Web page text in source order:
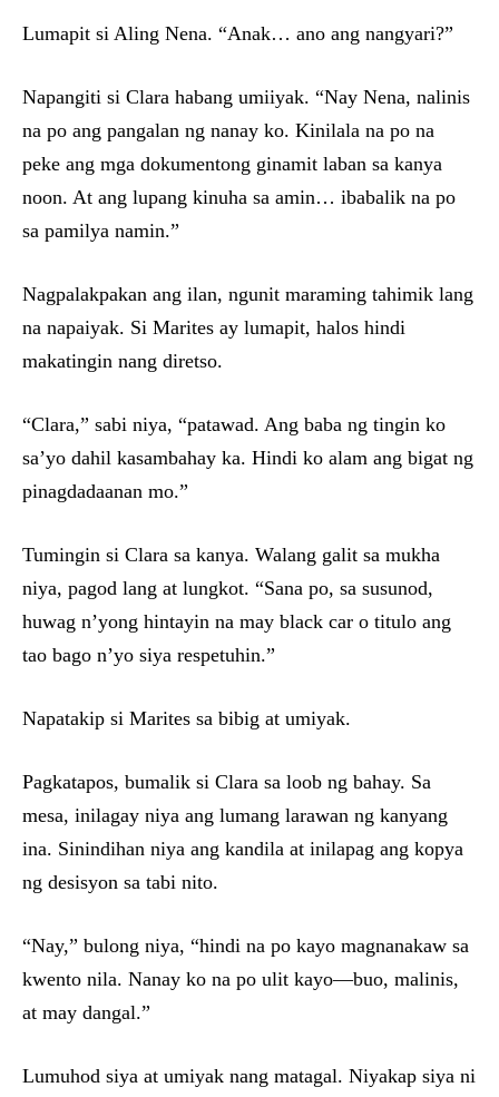
Lumapit si Aling Nena. “Anak… ano ang nangyari?”
Napangiti si Clara habang umiiyak. “Nay Nena, nalinis
na po ang pangalan ng nanay ko. Kinilala na po na
peke ang mga dokumentong ginamit laban sa kanya
noon. At ang lupang kinuha sa amin… ibabalik na po
sa pamilya namin.”
Nagpalakpakan ang ilan, ngunit maraming tahimik lang
na napaiyak. Si Marites ay lumapit, halos hindi
makatingin nang diretso.
“Clara,” sabi niya, “patawad. Ang baba ng tingin ko
sa’yo dahil kasambahay ka. Hindi ko alam ang bigat ng
pinagdadaanan mo.”
Tumingin si Clara sa kanya. Walang galit sa mukha
niya, pagod lang at lungkot. “Sana po, sa susunod,
huwag n’yong hintayin na may black car o titulo ang
tao bago n’yo siya respetuhin.”
Napatakip si Marites sa bibig at umiyak.
Pagkatapos, bumalik si Clara sa loob ng bahay. Sa
mesa, inilagay niya ang lumang larawan ng kanyang
ina. Sinindihan niya ang kandila at inilapag ang kopya
ng desisyon sa tabi nito.
“Nay,” bulong niya, “hindi na po kayo magnanakaw sa
kwento nila. Nanay ko na po ulit kayo—buo, malinis,
at may dangal.”
Lumuhod siya at umiyak nang matagal. Niyakap siya ni